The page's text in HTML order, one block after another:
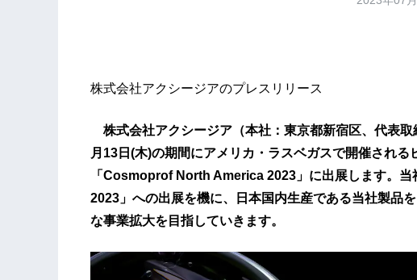
株式会社アクシージアのプレスリリース
株式会社アクシージア（本社：東京都新宿区、代表
月13日(木)の期間にアメリカ・ラスベガスで開催され
「Cosmoprof North America 2023」に出展します。
2023」への出展を機に、日本国内生産である当社製品
な事業拡大を目指していきます。